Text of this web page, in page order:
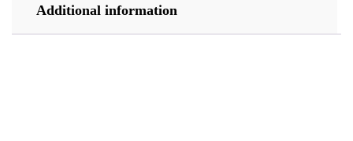
Additional information